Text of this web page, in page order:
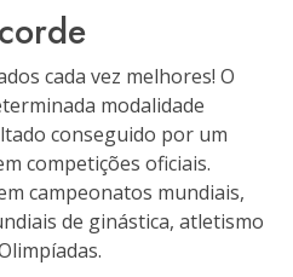
cada vez melhores! O
modalidade
conseguido por um
competições oficiais.
campeonatos mundiais,
de ginástica, atletismo